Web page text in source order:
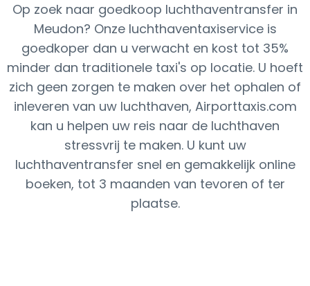
Op zoek naar goedkoop luchthaventransfer in
Meudon? Onze luchthaventaxiservice is
goedkoper dan u verwacht en kost tot 35%
minder dan traditionele taxi's op locatie. U hoeft
zich geen zorgen te maken over het ophalen of
inleveren van uw luchthaven, Airporttaxis.com
kan u helpen uw reis naar de luchthaven
stressvrij te maken. U kunt uw
luchthaventransfer snel en gemakkelijk online
boeken, tot 3 maanden van tevoren of ter
plaatse.